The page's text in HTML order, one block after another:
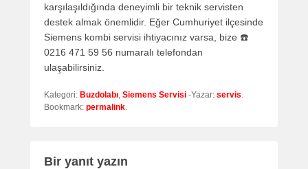
karşılaşıldığında deneyimli bir teknik servisten
destek almak önemlidir. Eğer Cumhuriyet ilçesinde
Siemens kombi servisi ihtiyacınız varsa, bize ☎️
0216 471 59 56 numaralı telefondan
ulaşabilirsiniz.
Kategori: Buzdolabı, Siemens Servisi -Yazar: servis.
Bookmark: permalink.
Bir yanıt yazın